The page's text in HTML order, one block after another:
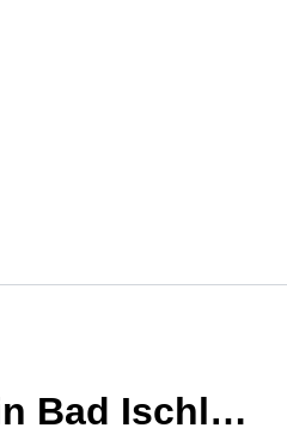
Bad Ischl…